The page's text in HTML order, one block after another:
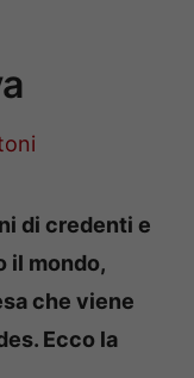
di credenti e
il mondo,
che viene
Ecco la